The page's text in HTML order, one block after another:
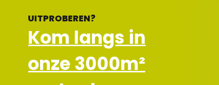
UITPROBEREN?
Kom langs in
onze 3000m²